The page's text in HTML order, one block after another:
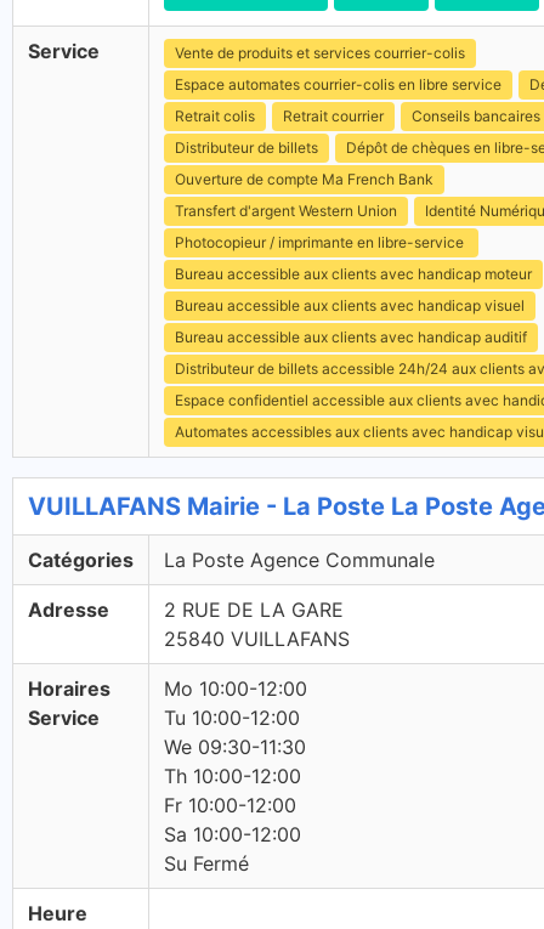
Service
Vente de produits et services courrier-colis
Espace automates courrier-colis en libre service
Retrait colis
Retrait courrier
Conseils bancaires
Distributeur de billets
Dépôt de chèques en libre-
Ouverture de compte Ma French Bank
Transfert d'argent Western Union
Identité
Photocopieur / imprimante en libre-service
Bureau accessible aux clients avec handicap moteur
Bureau accessible aux clients avec handicap visuel
Bureau accessible aux clients avec handicap auditif
Distributeur de billets accessible 24h/24 aux clients
Espace confidentiel accessible aux clients avec
Automates accessibles aux clients avec handicap
VUILLAFANS Mairie - La Poste La Poste
Catégories La Poste Agence Communale
Adresse
2 RUE DE LA GARE
25840 VUILLAFANS
Horaires
Service
Mo 10:00-12:00
Tu 10:00-12:00
We 09:30-11:30
Th 10:00-12:00
Fr 10:00-12:00
Sa 10:00-12:00
Su Fermé
Heure